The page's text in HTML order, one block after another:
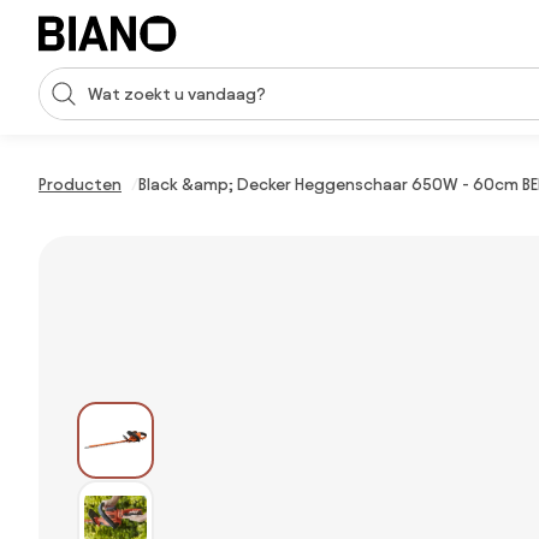
Navigatie overslaan, naar inhoud springen
Zoekopdracht invoeren
Producten Black &amp; Decker Heggenschaar 650W - 60cm